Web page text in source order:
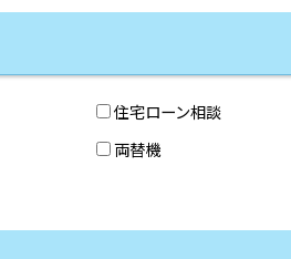
住宅ローン相談
両替機